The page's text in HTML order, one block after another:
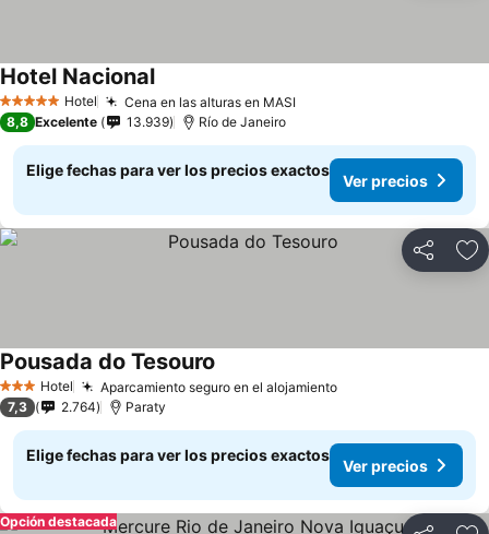
5 Estrellas Hotel Cena en las alturas en MASIVer precios
Hotel NacionalVer precios
8,8 Excelente 13.939 Río de Janeiro
Elige fechas para ver los precios exactos
Ver precios
Compartir
3 Estrellas
Hotel Aparcamiento seguro en el alojamientoVer precios
Pousada do Tesouro
7,3 2.764 Paraty
Elige fechas para ver los precios exactos
Ver precios
Opción destacada